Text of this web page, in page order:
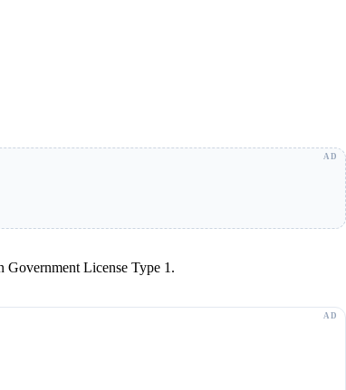
Government License Type 1.